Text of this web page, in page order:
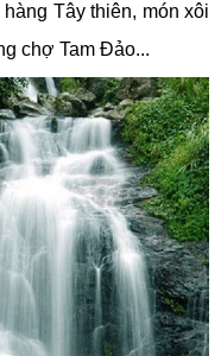
Tây thiên, món xôi
chợ Tam Đảo...